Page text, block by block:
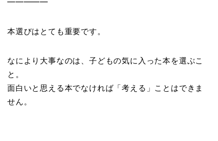
━━━━━
本選びはとても重要です。
なにより大事なのは、子どもの気に入った本を選ぶこ
と。
面白いと思える本でなければ「考える」ことはできま
せん。